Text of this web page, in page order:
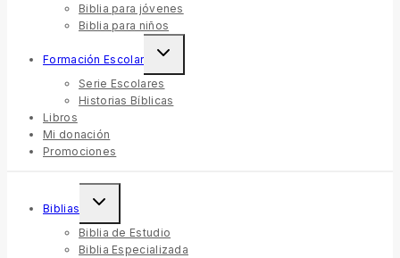
Biblia para jóvenes
Biblia para niños
Formación Escolar
Serie Escolares
Historias Bíblicas
Libros
Mi donación
Promociones
Biblias
Biblia de Estudio
Biblia Especializada